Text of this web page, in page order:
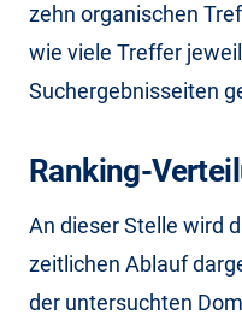
zehn organischen
wie viele Treffer
Suchergebnisseiten
Ranking-
An dieser Stelle wird
zeitlichen Ablauf
der untersuchten